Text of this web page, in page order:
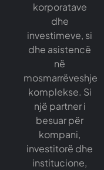
korporatave
dhe
investimeve, si
dhe asistencë
në
mosmarrëveshje
komplekse. Si
një partner i
besuar për
kompani,
investitorë dhe
institucione,